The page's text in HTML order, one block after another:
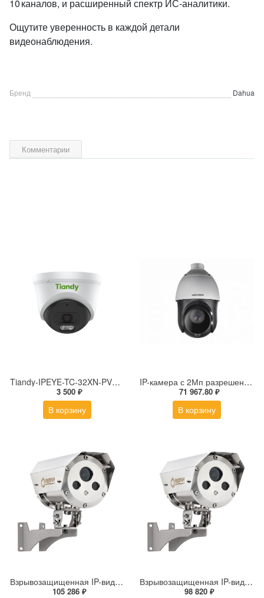
10 каналов, и расширенный спектр ИС‑аналитики.
Ощутите уверенность в каждой детали
видеонаблюдения.
Бренд Dahua
Комментарии
Tiandy-IPEYE-TC-32XN-PVZ 2Мп купольная «турель» IP камера с фиксированным объективом, серия SPARK со встроенным агентом IPEYE для ПВЗ
3 500 ₽
В корзину
IP-камера с 2Мп разрешением DS-2DE4225IW-DE(S5)
71 967.80 ₽
В корзину
Взрывозащищенная IP-видеокамера Релион Релион-Exd-Н-100-ИК-IP5Мп2.7-13.5Z-PoE-SD-МК-TR
105 286 ₽
Взрывозащищенная IP-видеокамера Релион Релион-Exd-Н-100-ИК-IP5Мп2.8mm-PoE-МК-TR
98 820 ₽